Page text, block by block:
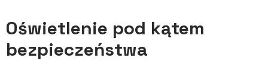
Oświetlenie pod kątem
bezpieczeństwa